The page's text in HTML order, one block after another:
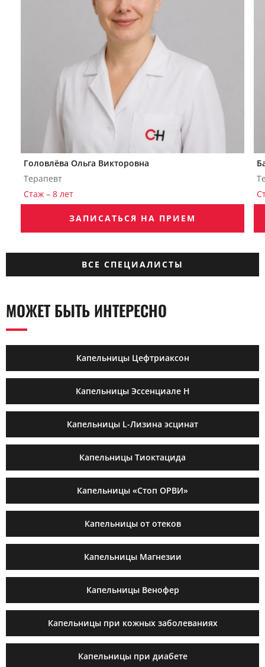
Головлёва Ольга Викторовна
Терапевт
Стаж – 8 лет
ЗАПИСАТЬСЯ НА ПРИЕМ
ВСЕ СПЕЦИАЛИСТЫ
МОЖЕТ БЫТЬ ИНТЕРЕСНО
Капельницы Цефтриаксон
Капельницы Эссенциале Н
Капельницы L-Лизина эсцинат
Капельницы Тиоктацида
Капельницы «Стоп ОРВИ»
Капельницы от отеков
Капельницы Магнезии
Капельницы Венофер
Капельницы при кожных заболеваниях
Капельницы при диабете